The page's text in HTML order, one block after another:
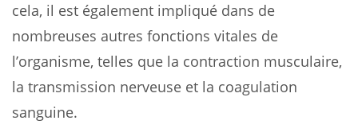
cela, il est également impliqué dans de
nombreuses autres fonctions vitales de
l’organisme, telles que la contraction musculaire,
la transmission nerveuse et la coagulation
sanguine.